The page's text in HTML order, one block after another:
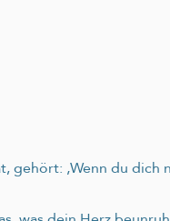
‚Wenn du dich